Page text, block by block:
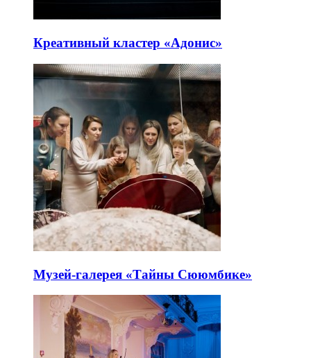
Креативный кластер «Адонис»
Музей-галерея «Тайны Сююмбике»